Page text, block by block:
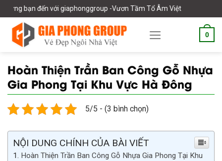
Skip
to
content
với giaphonggroup -Vươn Tầm Tổ Âm Việt
0
Hoàn Thiện Trần Ban Công Gỗ Nhựa
Gia Phong Tại Khu Vực Hà Đông
5/5 - (3 bình chọn)
NỘI DUNG CHÍNH CỦA BÀI VIẾT
Hoàn Thiện Trần Ban Công Gỗ Nhựa Gia Phong Tại Khu